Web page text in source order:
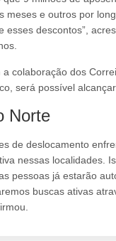
meses e outros por
esses descontos”,
colaboração dos
será possível
Norte
de deslocamento
nessas localidades.
pessoas já estarão
buscas ativas